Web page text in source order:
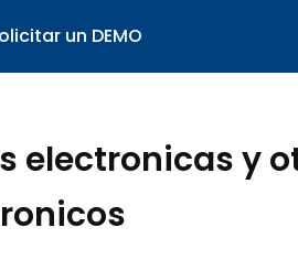
un DEMO
electronicas y